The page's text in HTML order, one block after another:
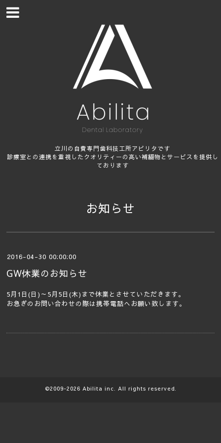
立川の自費専門歯科技工所アビリタです
診療室との連携を重視したクオリティーの高い補綴物とサービスを提供し
ております
お知らせ
2016-04-30 00:00:00
GW休業のお知らせ
5月1日(日)～5月5日(木)まで休業とさせていただきます。
お急ぎのお問い合わせの際は携帯電話へお願い致します。
©2009-2026 Abilita inc. All rights reserved.